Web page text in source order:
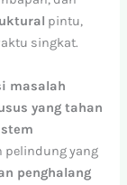
pintu,
singkat.
masalah
yang tahan
pelindung yang
penghalang